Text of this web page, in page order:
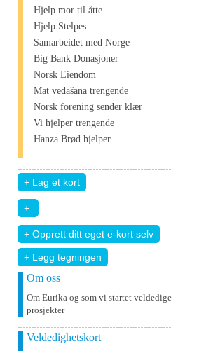
Hjelp mor til åtte
Hjelp Stelpes
Samarbeidet med Norge
Big Bank Donasjoner
Norsk Eiendom
Mat vedāšana trengende
Norsk forening sender klær
Vi hjelper trengende
Hanza Brød hjelper
+ Legg tegningen
Om oss
Om Eurika og som vi startet veldedige
prosjekter
Veldedighetskort